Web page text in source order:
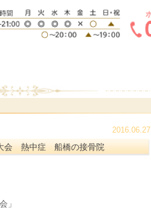
2016.06.27
会 熱中症 船橋の接骨院
」